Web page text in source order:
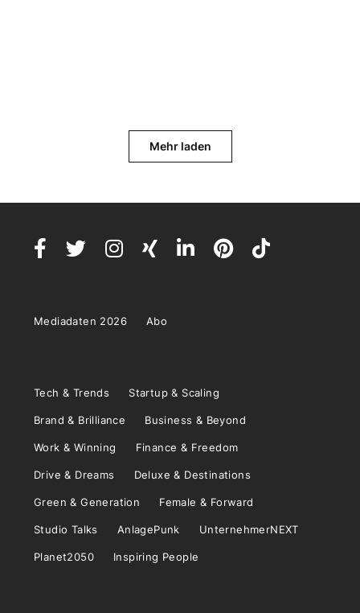
Mehr laden
Mediadaten 2026 Abo
Tech & Trends Startup & Scaling
Brand & Brilliance Business & Beyond
Work & Winning Finance & Freedom
Drive & Dreams Deluxe & Destinations
Green & Generation Female & Forward
Studio Talks AnlagePunk UnternehmerNEXT
Planet2050 Inspiring People